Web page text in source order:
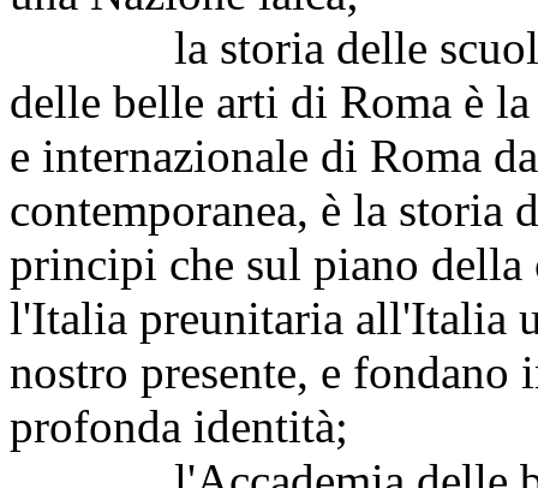
la storia delle scuole
delle belle arti di Roma è
e internazionale di Roma
contemporanea, è la
principi che sul piano della
l'Italia preunitaria all'Italia
nostro presente, e fondano
profonda identità;